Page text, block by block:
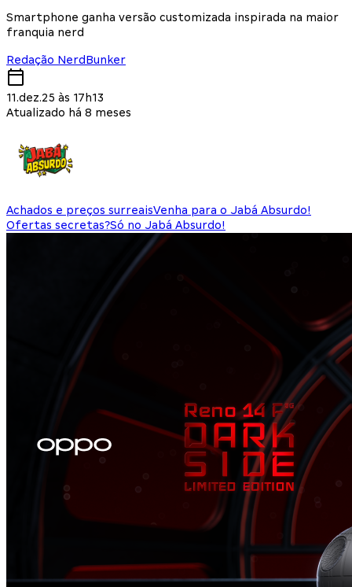
Smartphone ganha versão customizada inspirada na maior
franquia nerd
Redação NerdBunker
11.dez.25 às 17h13
Atualizado há 8 meses
Achados e preços surreaisVenha para o Jabá Absurdo!
Ofertas secretas?Só no Jabá Absurdo!